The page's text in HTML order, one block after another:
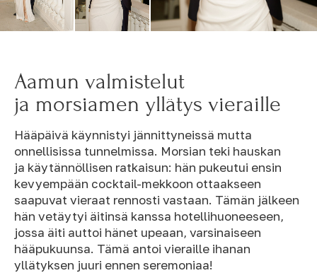
Aamun valmistelut
ja morsiamen yllätys vieraille
Hääpäivä käynnistyi jännittyneissä mutta
onnellisissa tunnelmissa. Morsian teki hauskan
ja käytännöllisen ratkaisun: hän pukeutui ensin
kevyempään cocktail-mekkoon ottaakseen
saapuvat vieraat rennosti vastaan. Tämän jälkeen
hän vetäytyi äitinsä kanssa hotellihuoneeseen,
jossa äiti auttoi hänet upeaan, varsinaiseen
hääpukuunsa. Tämä antoi vieraille ihanan
yllätyksen juuri ennen seremoniaa!